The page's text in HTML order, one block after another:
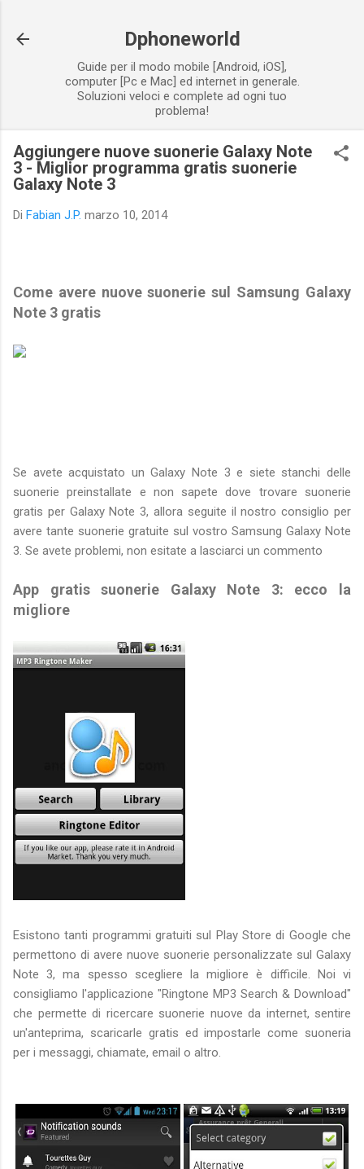
Dphoneworld
Guide per il modo mobile [Android, iOS],
computer [Pc e Mac] ed internet in generale.
Soluzioni veloci e complete ad ogni tuo
problema!
Aggiungere nuove suonerie Galaxy Note
3 - Miglior programma gratis suonerie
Galaxy Note 3
Di Fabian J.P. marzo 10, 2014
Come avere nuove suonerie sul Samsung Galaxy
Note 3 gratis
Se avete acquistato un Galaxy Note 3 e siete stanchi delle
suonerie preinstallate e non sapete dove trovare suonerie
gratis per Galaxy Note 3, allora seguite il nostro consiglio per
avere tante suonerie gratuite sul vostro Samsung Galaxy Note
3. Se avete problemi, non esitate a lasciarci un commento
App gratis suonerie Galaxy Note 3: ecco la
migliore
Esistono tanti programmi gratuiti sul Play Store di Google che
permettono di avere nuove suonerie personalizzate sul Galaxy
Note 3, ma spesso scegliere la migliore è difficile. Noi vi
consigliamo l'applicazione "Ringtone MP3 Search & Download"
che permette di ricercare suonerie nuove da internet, sentire
un'anteprima, scaricarle gratis ed impostarle come suoneria
per i messaggi, chiamate, email o altro.